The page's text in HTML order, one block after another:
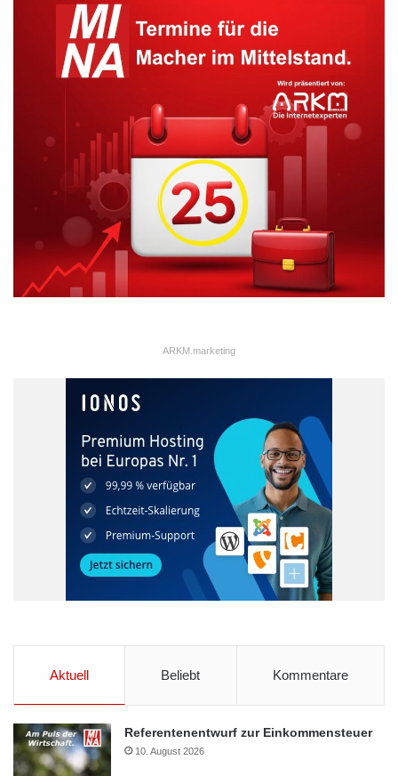
ARKM.marketing
Aktuell Beliebt Kommentare
Referentenentwurf zur Einkommensteuer
10. August 2026